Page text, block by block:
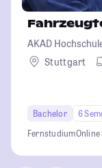
AKAD
Stuttgart
Bachelor
6
Fernstudium